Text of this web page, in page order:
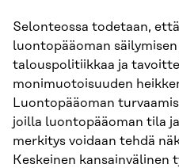
Selonteossa todetaan,
luontopääoman
talouspolitiikkaa ja
monimuotoisuuden
Luontopääoman
joilla luontopääoman tila
merkitys voidaan tehdä
Keskeinen kansainvälinen